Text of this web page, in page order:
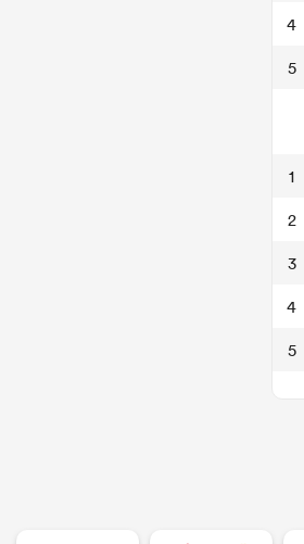
4
5
1
2
3
4
5